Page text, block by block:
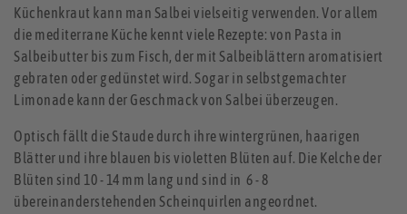
Küchenkraut kann man Salbei vielseitig verwenden. Vor allem
die mediterrane Küche kennt viele Rezepte: von Pasta in
Salbeibutter bis zum Fisch, der mit Salbeiblättern aromatisiert
gebraten oder gedünstet wird. Sogar in selbstgemachter
Limonade kann der Geschmack von Salbei überzeugen.
Optisch fällt die Staude durch ihre wintergrünen, haarigen
Blätter und ihre blauen bis violetten Blüten auf. Die Kelche der
Blüten sind 10 - 14 mm lang und sind in 6 - 8
übereinanderstehenden Scheinquirlen angeordnet.